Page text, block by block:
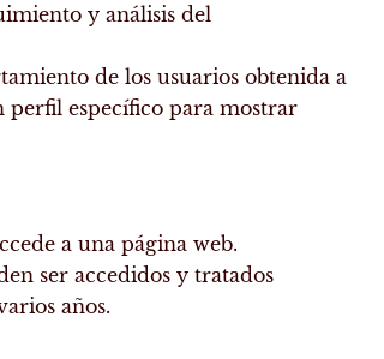
y análisis del
de los usuarios obtenida a
perfil específico para mostrar
a una página web.
ser accedidos y tratados
años.